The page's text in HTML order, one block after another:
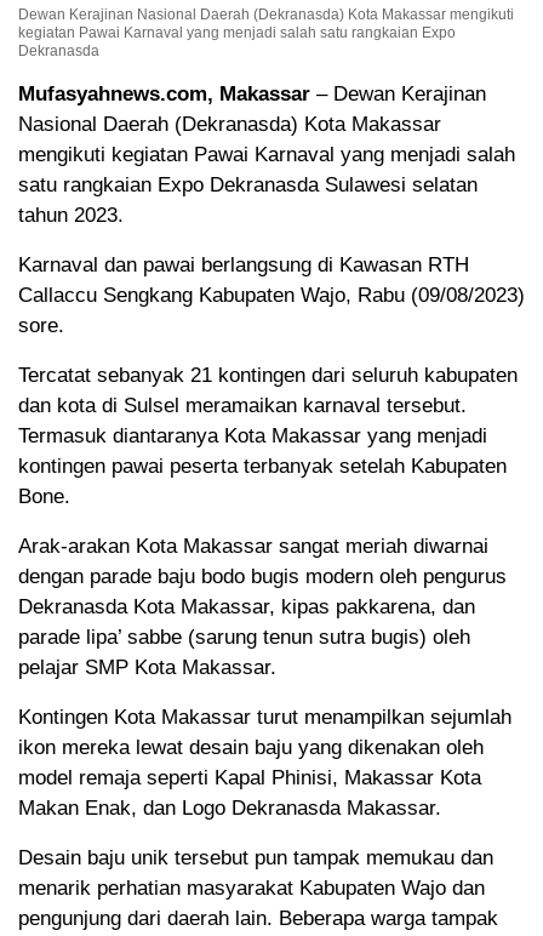
Dewan Kerajinan Nasional Daerah (Dekranasda) Kota Makassar mengikuti
kegiatan Pawai Karnaval yang menjadi salah satu rangkaian Expo
Dekranasda
Mufasyahnews.com, Makassar – Dewan Kerajinan
Nasional Daerah (Dekranasda) Kota Makassar
mengikuti kegiatan Pawai Karnaval yang menjadi salah
satu rangkaian Expo Dekranasda Sulawesi selatan
tahun 2023.
Karnaval dan pawai berlangsung di Kawasan RTH
Callaccu Sengkang Kabupaten Wajo, Rabu (09/08/2023)
sore.
Tercatat sebanyak 21 kontingen dari seluruh kabupaten
dan kota di Sulsel meramaikan karnaval tersebut.
Termasuk diantaranya Kota Makassar yang menjadi
kontingen pawai peserta terbanyak setelah Kabupaten
Bone.
Arak-arakan Kota Makassar sangat meriah diwarnai
dengan parade baju bodo bugis modern oleh pengurus
Dekranasda Kota Makassar, kipas pakkarena, dan
parade lipa’ sabbe (sarung tenun sutra bugis) oleh
pelajar SMP Kota Makassar.
Kontingen Kota Makassar turut menampilkan sejumlah
ikon mereka lewat desain baju yang dikenakan oleh
model remaja seperti Kapal Phinisi, Makassar Kota
Makan Enak, dan Logo Dekranasda Makassar.
Desain baju unik tersebut pun tampak memukau dan
menarik perhatian masyarakat Kabupaten Wajo dan
pengunjung dari daerah lain. Beberapa warga tampak